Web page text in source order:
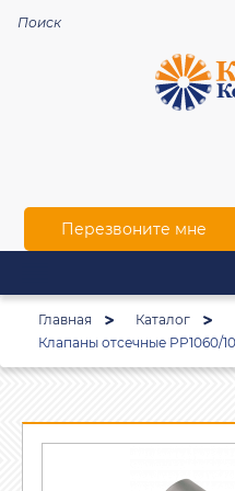
Перезвоните мне
Главная
Каталог
Клапаны отсечные PP1060/